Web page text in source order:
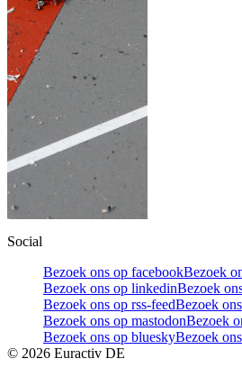
Social
Bezoek ons op facebookBezoek
Bezoek ons op linkedinBezoek
Bezoek ons op rss-feedBezoek
Bezoek ons op mastodonBezoek
Bezoek ons op blueskyBezoek
© 2026 Euractiv DE